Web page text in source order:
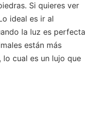
Si quieres ver
ideal es ir al
la luz es perfecta
están más
cual es un lujo que